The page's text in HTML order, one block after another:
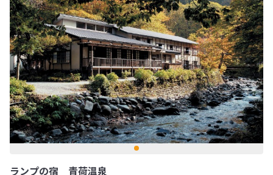
ランプの宿 青荷温泉